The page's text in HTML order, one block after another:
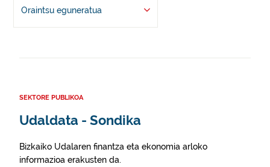
Oraintsu eguneratua
SEKTORE PUBLIKOA
Udaldata - Sondika
Bizkaiko Udalaren finantza eta ekonomia arloko
informazioa erakusten da.